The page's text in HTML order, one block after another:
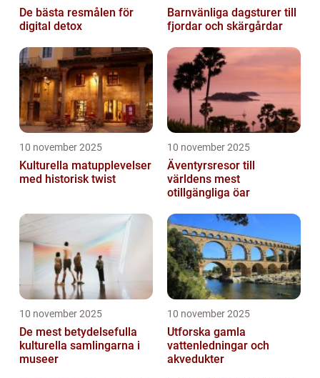
De bästa resmålen för
digital detox
Barnvänliga dagsturer till
fjordar och skärgårdar
10 november 2025
Kulturella matupplevelser
med historisk twist
10 november 2025
Äventyrsresor till
världens mest
otillgängliga öar
10 november 2025
De mest betydelsefulla
kulturella samlingarna i
museer
10 november 2025
Utforska gamla
vattenledningar och
akvedukter